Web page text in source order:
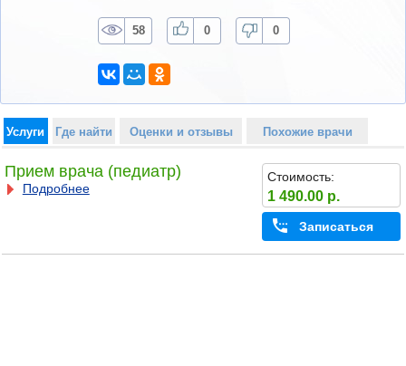
58 0 0
Услуги Где найти Оценки и отзывы Похожие врачи
Прием врача (педиатр)
Подробнее
Стоимость:
1 490.00 р.
Записаться